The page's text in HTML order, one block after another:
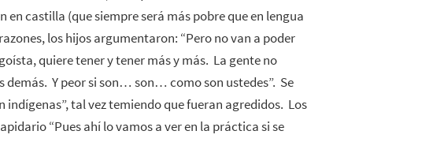
en castilla (que siempre será más pobre que en lengua
los hijos argumentaron: “Pero no van a poder
quiere tener y tener más y más. La gente no
demás. Y peor si son… son… como son ustedes”. Se
indígenas”, tal vez temiendo que fueran agredidos. Los
“Pues ahí lo vamos a ver en la práctica si se